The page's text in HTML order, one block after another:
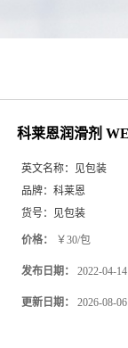
科莱恩润滑剂
英文名称：
见包装
品牌： 科莱恩
货号：
见包装
价格： ￥30/包
发布日期： 2022-04-14
更新日期： 2026-08-06